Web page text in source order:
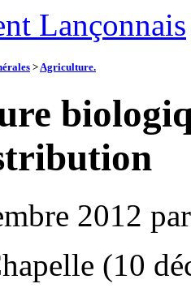
Lançonnais
>Agriculture.
2012
(10